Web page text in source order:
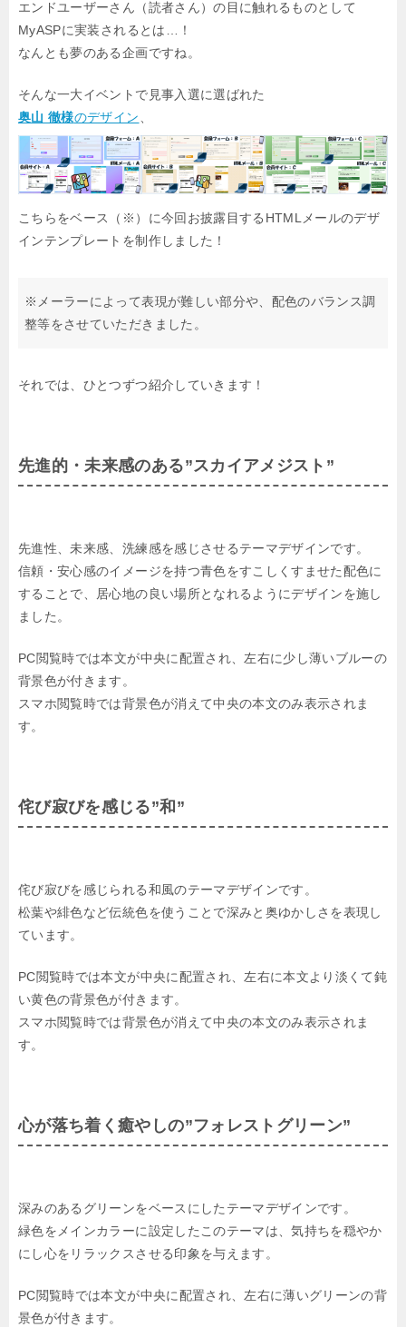
エンドユーザーさん（読者さん）の目に触れるものとして
MyASPに実装されるとは…！
なんとも夢のある企画ですね。
そんな一大イベントで見事入選に選ばれた
奥山 徹様のデザイン
こちらをベース（※）に今回お披露目するHTMLメールのデザ
インテンプレートを制作しました！
※メーラーによって表現が難しい部分や、配色のバランス調
整等をさせていただきました。
それでは、ひとつずつ紹介していきます！
先進的・未来感のある”スカイアメジスト”
先進性、未来感、洗練感を感じさせるテーマデザインです。
信頼・安心感のイメージを持つ青色をすこしくすませた配色に
することで、居心地の良い場所となれるようにデザインを施し
ました。
PC閲覧時では本文が中央に配置され、左右に少し薄いブルーの
背景色が付きます。
スマホ閲覧時では背景色が消えて中央の本文のみ表示されま
す。
侘び寂びを感じる”和”
侘び寂びを感じられる和風のテーマデザインです。
松葉や緋色など伝統色を使うことで深みと奥ゆかしさを表現し
ています。
PC閲覧時では本文が中央に配置され、左右に本文より淡くて鈍
い黄色の背景色が付きます。
スマホ閲覧時では背景色が消えて中央の本文のみ表示されま
す。
心が落ち着く癒やしの”フォレストグリーン”
深みのあるグリーンをベースにしたテーマデザインです。
緑色をメインカラーに設定したこのテーマは、気持ちを穏やか
にし心をリラックスさせる印象を与えます。
PC閲覧時では本文が中央に配置され、左右に薄いグリーンの背
景色が付きます。